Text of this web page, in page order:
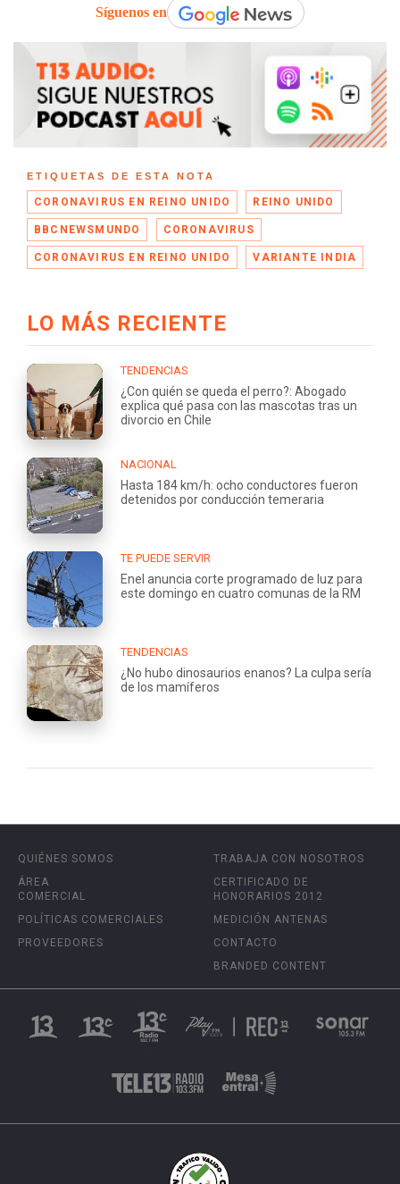
Síguenos en
ETIQUETAS DE ESTA NOTA
CORONAVIRUS EN REINO UNIDO REINO UNIDO
BBCNEWSMUNDO CORONAVIRUS
CORONAVIRUS EN REINO UNIDO VARIANTE INDIA
LO MÁS RECIENTE
TENDENCIAS
¿Con quién se queda el perro?: Abogado
explica qué pasa con las mascotas tras un
divorcio en Chile
NACIONAL
Hasta 184 km/h: ocho conductores fueron
detenidos por conducción temeraria
TE PUEDE SERVIR
Enel anuncia corte programado de luz para
este domingo en cuatro comunas de la RM
TENDENCIAS
¿No hubo dinosaurios enanos? La culpa sería
de los mamíferos
QUIÉNES SOMOS
ÁREA
COMERCIAL
POLÍTICAS COMERCIALES
PROVEEDORES
TRABAJA CON NOSOTROS
CERTIFICADO DE
HONORARIOS 2012
MEDICIÓN ANTENAS
CONTACTO
BRANDED CONTENT